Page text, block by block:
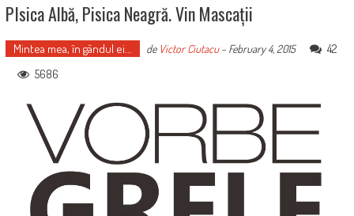
PIsica Albă, Pisica Neagră. Vin Mascații
Mintea mea, în gândul ei... de Victor Ciutacu- February 4, 2015
42
5686